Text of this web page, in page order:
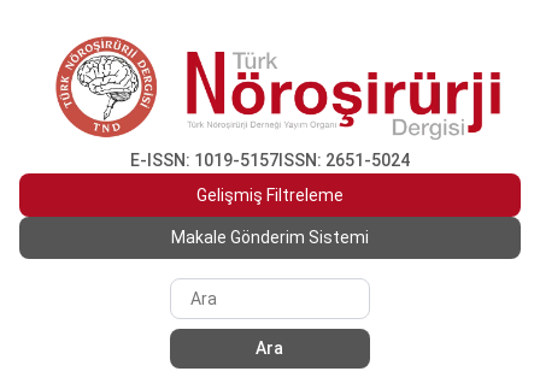
E-ISSN: 1019-5157 ISSN: 2651-5024
Gelişmiş Filtreleme
Makale Gönderim Sistemi
Ara